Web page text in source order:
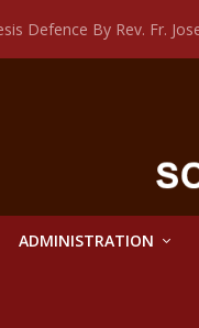
Defence By Rev. Fr.
ADMINISTRATION